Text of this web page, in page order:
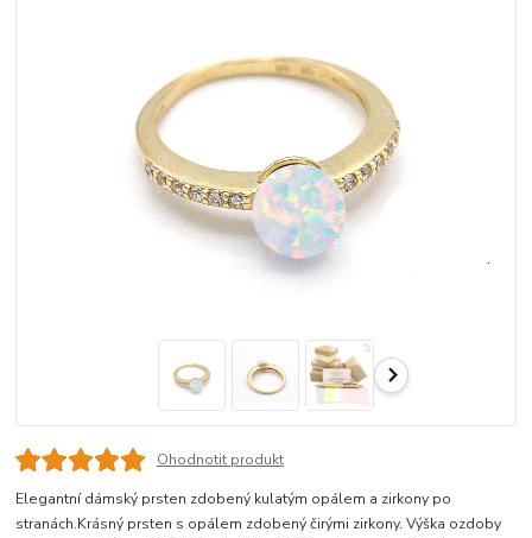
Ohodnotit produkt
Elegantní dámský prsten zdobený kulatým opálem a zirkony po
stranách.Krásný prsten s opálem zdobený čirými zirkony. Výška ozdoby